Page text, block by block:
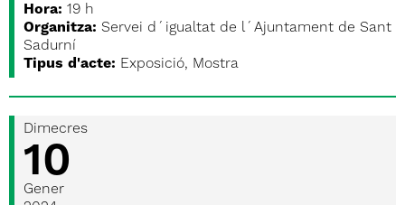
Hora: 19 h
Organitza: Servei d´igualtat de l´Ajuntament de Sant
Sadurní
Tipus d'acte: Exposició, Mostra
Dimecres
10
Gener